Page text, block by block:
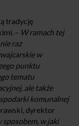
tradycję
– W ramach tej
raz
w
punktu
tematu
ale także
komunalnej
dyrektor
sposobem, w jaki